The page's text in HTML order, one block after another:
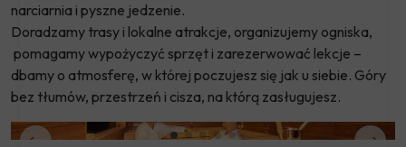
narciarnia i pyszne jedzenie.
Doradzamy trasy i lokalne atrakcje, organizujemy ogniska,
pomagamy wypożyczyć sprzęt i zarezerwować lekcje –
dbamy o atmosferę, w której poczujesz się jak u siebie. Góry
bez tłumów, przestrzeń i cisza, na którą zasługujesz.